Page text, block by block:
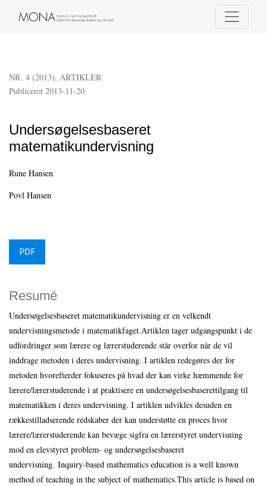
NR. 4 (2013), ARTIKLER
Undersøgelsesbaseret
matematikundervisning
Publiceret 2013-11-20
Rune Hansen
Povl Hansen
PDF
Resumé
Undersøgelsesbaseret matematikundervisning er en velkendt
undervisningsmetode i matematikfaget.Artiklen tager udgangspunkt i de
udfordringer som lærere og lærerstuderende står overfor når de vil
inddrage metoden i deres undervisning. I artiklen redegøres der for
metoden hvorefterder fokuseres på hvad der kan virke hæmmende for
lærere/lærerstuderende i at praktisere en undersøgelsesbaserettilgang til
matematikken i deres undervisning. I artiklen udvikles desuden en
rækkestilladserende redskaber der kan understøtte en proces hvor
lærere/lærerstuderende kan bevæge sigfra en lærerstyret undervisning
mod en elevstyret problem- og undersøgelsesbaseret
undervisning. Inquiry-based mathematics education is a well known
method of teaching in the subject of mathematics.This article is based on